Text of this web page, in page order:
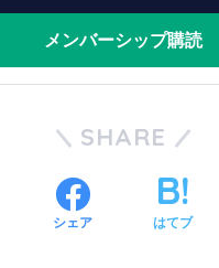
メンバーシップ購読
SHARE
シェア はてブ